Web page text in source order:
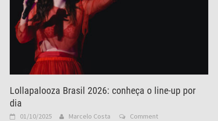
Lollapalooza Brasil 2026: conheça o line-up por
dia
01/10/2025 Marcelo Costa Comment